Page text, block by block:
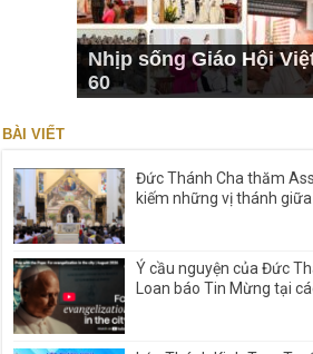
Nhịp sống Giáo Hội
60
BÀI VIẾT
Đức Thánh Cha thăm
kiếm những vị thánh
Ý cầu nguyện của Đức
Loan báo Tin Mừng tại